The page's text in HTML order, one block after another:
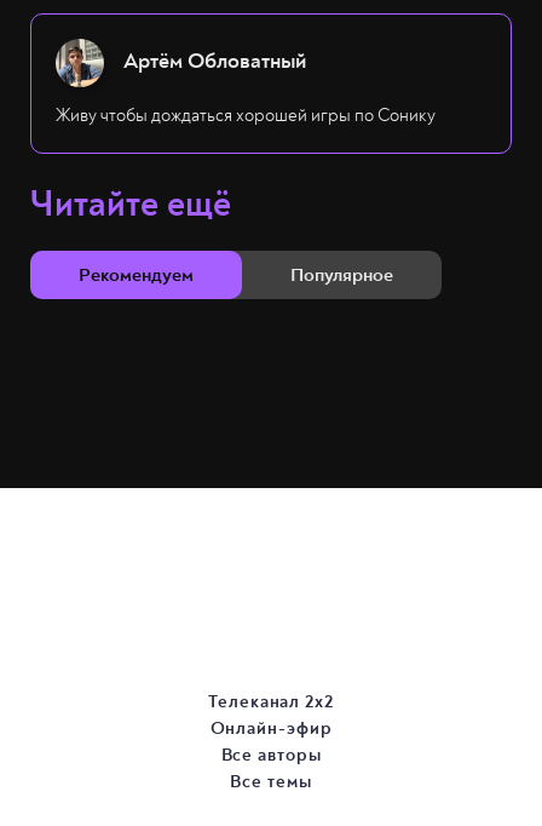
Артём Обловатный
Живу чтобы дождаться хорошей игры по Сонику
Читайте ещё
Рекомендуем Популярное
Телеканал 2х2
Онлайн-эфир
Все авторы
Все темы